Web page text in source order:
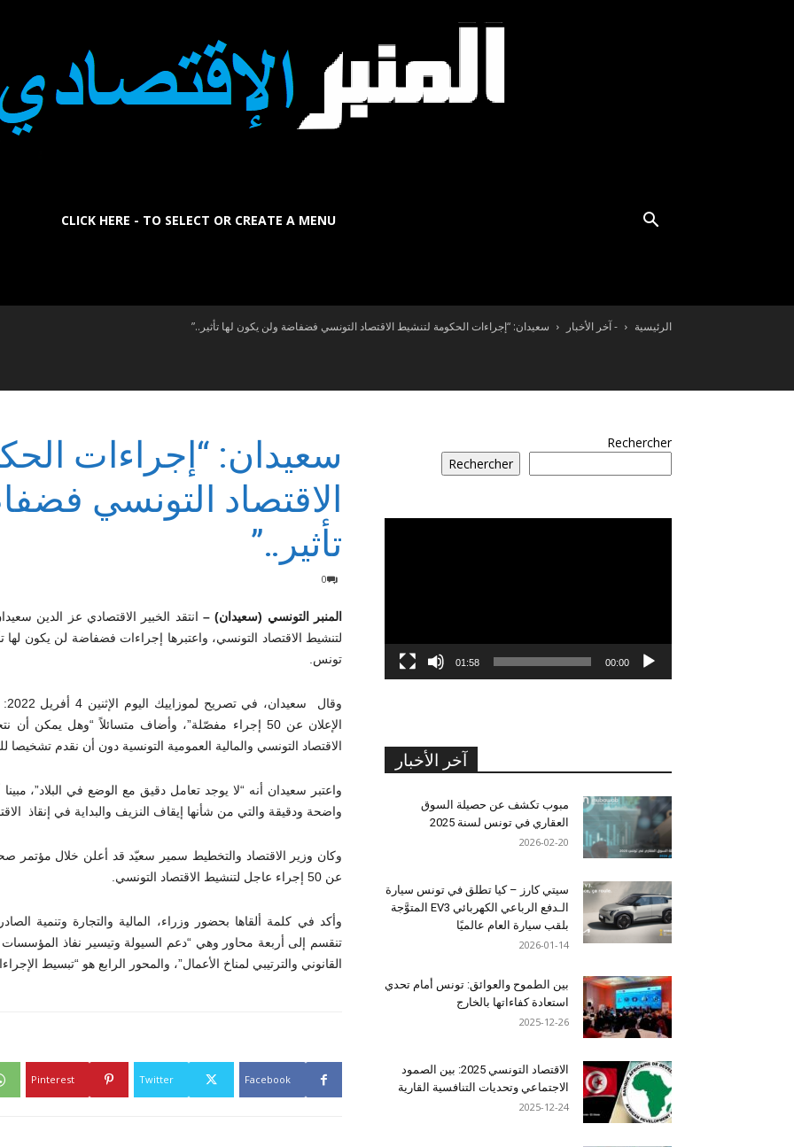
بالعربي
CLICK HERE - TO SELECT OR CREATE A MENU
الرئيسية - آخر الأخبار سعيدان: “إجراءات الحكومة لتنشيط الاقتصاد التونسي فضفاضة ولن يكون لها تأثير..”
سعيدان: “إجراءات
الاقتصاد التونسي
تأثير..”
0
المنبر التونسي (سعيدان) –
لتنشيط الاقتصاد التونسي، واعتبرها إجراءات فضفاضة لن يكون لها
تونس.
الإعلان عن 50 إجراء مفصّلة”، وأضاف متسائلاً “وهل
الاقتصاد التونسي والمالية العمومية التونسية دون أن نقدم تشخيصا
واضحة ودقيقة والتي من شأنها إيقاف النزيف والبداية في إنقاذ
عن 50 إجراء عاجل لتنشيط الاقتصاد التونسي.
وأكد في كلمة ألقاها بحضور وزراء، المالية والتجارة وتنمية
تنقسم إلى أربعة محاور وهي “دعم السيولة وتيسير نفاذ المؤسسات
القانوني والترتيبي لمناخ الأعمال”، والمحور الرابع هو “تبسيط
Facebook
Twitter
Pinterest
Rechercher
Rechercher
00:00
01:58
آخر الأخبار
مبوب تكشف عن حصيلة السوق
العقاري في تونس لسنة 2025
2026-02-20
سيتي كارز – كيا تطلق في تونس سيارة
الـدفع الرباعي الكهربائي EV3 المتوَّجة
بلقب سيارة العام عالميًا
2026-01-14
بين الطموح والعوائق: تونس أمام تحدي
استعادة كفاءاتها بالخارج
2025-12-26
الاقتصاد التونسي 2025: بين الصمود
الاجتماعي وتحديات التنافسية القارية
2025-12-24